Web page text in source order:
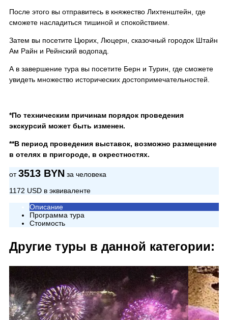
После этого вы отправитесь в княжество Лихтенштейн, где
сможете насладиться тишиной и спокойствием.
Затем вы посетите Цюрих, Люцерн, сказочный городок Штайн
Ам Райн и Рейнский водопад.
А в завершение тура вы посетите Берн и Турин, где сможете
увидеть множество исторических достопримечательностей.
*По техническим причинам порядок проведения
экскурсий может быть изменен.
**В период проведения выставок, возможно размещение
в отелях в пригороде, в окрестностях.
от3513 BYN за человека
1172 USD в эквиваленте
Описание
Программа тура
Стоимость
Другие туры в данной категории: